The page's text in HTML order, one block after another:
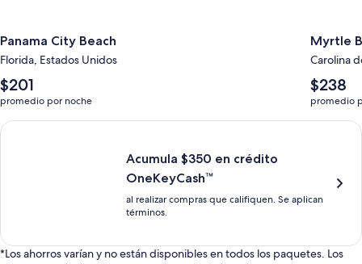
Panama City Beach
Florida, Estados Unidos
El
precio
promedio
por
$201
promedio por noche
Myrtle
Carolina
El
precio
promedio
por
$238
promedio
Acumula $350 en crédito OneKeyCash marca registrada con
Acumula $350 en crédito
OneKeyCash™
al realizar compras que califiquen. Se aplican
términos.
*Los ahorros varían y no están disponibles en todos los paquetes. Los